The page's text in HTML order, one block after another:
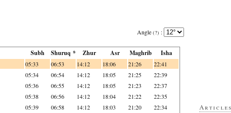
Angle (?) :
Subh Shuruq * Zhur Asr Maghrib Isha
05:33 06:53 14:12 18:06 21:26 22:41
05:34 06:54 14:12 18:05 21:25 22:39
05:36 06:55 14:12 18:05 21:23 22:37
05:38 06:56 14:12 18:04 21:22 22:35
05:39 06:58 14:12 18:03 21:20 22:34